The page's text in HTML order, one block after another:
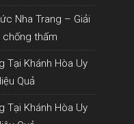
Nha Trang – Giải
chống thấm
Tại Khánh Hòa Uy
Quả
Tại Khánh Hòa Uy